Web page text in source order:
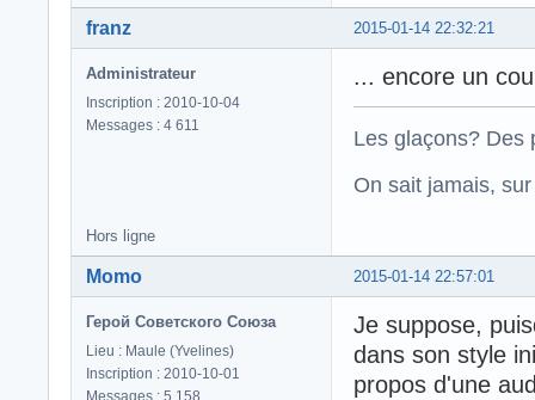
2015-01-14 22:32:21
franz
Administrateur
Inscription : 2010-10-04
Messages : 4 611
... encore un
Les glaçons? Des
On sait jamais,
Hors ligne
2015-01-14 22:57:01
Momo
Герой Советского Союза
Lieu : Maule (Yvelines)
Inscription : 2010-10-01
Je suppose,
dans son style
propos d'une